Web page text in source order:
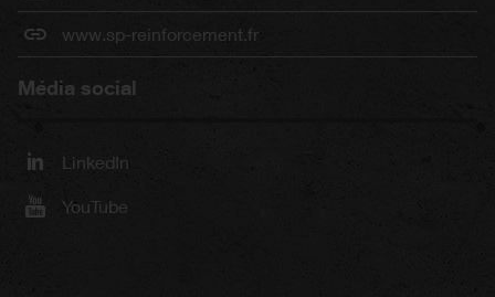
www.sp-reinforcement.fr
Média social
LinkedIn
YouTube